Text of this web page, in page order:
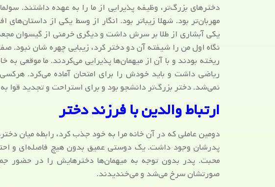
دخترهای بزرگ‌تر، وظیفه پذیرایی از ما را به عهده داشتند.
مهربان‌تر بود. شهلا زیباتر بود. انگار از وسط یکی از
یکی آبشاری از طلا بر سرش داشت و دیگری خرمنی از گیسوان
نگاه اول من را شیفته آن دو دختر کرد، زیبایی چهره شان نبود.
ریخته بودند و با آن از میهمان‌ها پذیرایی می‌کردند. ما موقعی به
ریاضی داشت و باید خودش را برای امتحان آماده می‌کرد.
نمی‌شد. دختر بزرگ‌تر دانشجو بود و برای استراحت و تجدید قوا به
ارتباط والدین با فرزند دختر
دومین عاملی که در آن خانه مرا به خود جذب کرد، رابطه میان
پدرشان وجود داشت. یک دوستی عمیق بدون هیچ فاصله‌ای و
محبت. پدر بدون توجه به میهمان‌ها دخترهایش را در حضور
صورتشان سرخ می‌شد و می‌خندیدند.